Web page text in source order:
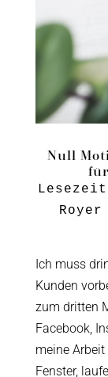
Null
Royer
Ich muss
Kunden
zum dritten
Facebook,
meine
Fenster,